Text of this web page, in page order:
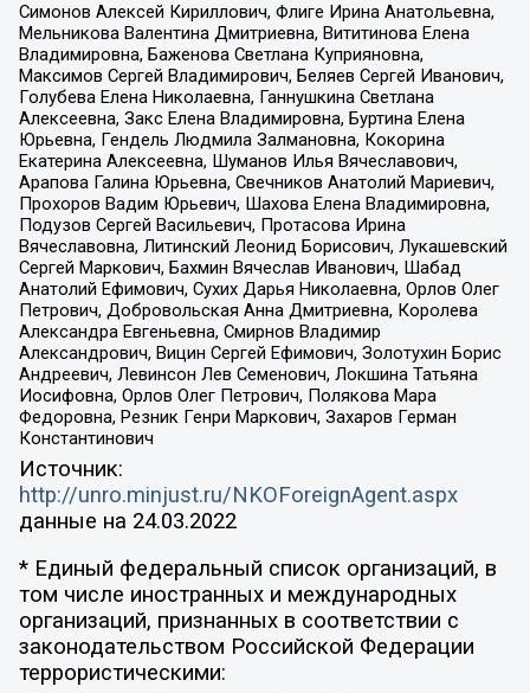
Симонов Алексей Кириллович, Флиге Ирина Анатольевна,
Мельникова Валентина Дмитриевна, Вититинова Елена
Владимировна, Баженова Светлана Куприяновна,
Максимов Сергей Владимирович, Беляев Сергей Иванович,
Голубева Елена Николаевна, Ганнушкина Светлана
Алексеевна, Закс Елена Владимировна, Буртина Елена
Юрьевна, Гендель Людмила Залмановна, Кокорина
Екатерина Алексеевна, Шуманов Илья Вячеславович,
Арапова Галина Юрьевна, Свечников Анатолий Мариевич,
Прохоров Вадим Юрьевич, Шахова Елена Владимировна,
Подузов Сергей Васильевич, Протасова Ирина
Вячеславовна, Литинский Леонид Борисович, Лукашевский
Сергей Маркович, Бахмин Вячеслав Иванович, Шабад
Анатолий Ефимович, Сухих Дарья Николаевна, Орлов Олег
Петрович, Добровольская Анна Дмитриевна, Королева
Александра Евгеньевна, Смирнов Владимир
Александрович, Вицин Сергей Ефимович, Золотухин Борис
Андреевич, Левинсон Лев Семенович, Локшина Татьяна
Иосифовна, Орлов Олег Петрович, Полякова Мара
Федоровна, Резник Генри Маркович, Захаров Герман
Константинович
Источник:
http://unro.minjust.ru/NKOForeignAgent.aspx
данные на 24.03.2022
* Единый федеральный список организаций, в
том числе иностранных и международных
организаций, признанных в соответствии с
законодательством Российской Федерации
террористическими: